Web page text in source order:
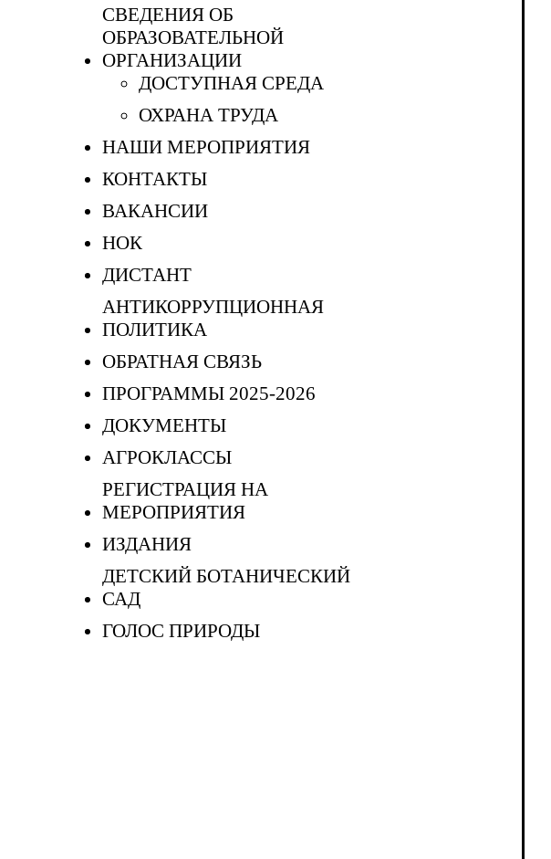
СВЕДЕНИЯ ОБ
ОБРАЗОВАТЕЛЬНОЙ
ОРГАНИЗАЦИИ
ДОСТУПНАЯ СРЕДА
ОХРАНА ТРУДА
НАШИ МЕРОПРИЯТИЯ
КОНТАКТЫ
ВАКАНСИИ
НОК
ДИСТАНТ
АНТИКОРРУПЦИОННАЯ
ПОЛИТИКА
ОБРАТНАЯ СВЯЗЬ
ПРОГРАММЫ 2025-2026
ДОКУМЕНТЫ
АГРОКЛАССЫ
РЕГИСТРАЦИЯ НА
МЕРОПРИЯТИЯ
ИЗДАНИЯ
ДЕТСКИЙ БОТАНИЧЕСКИЙ
САД
ГОЛОС ПРИРОДЫ